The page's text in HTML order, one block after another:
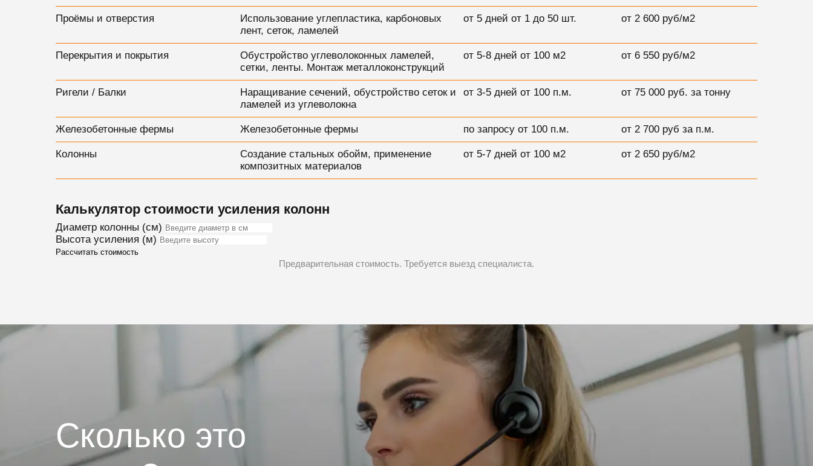
Проёмы и отверстия
Использование углепластика, карбоновых
лент, сеток, ламелей
от 5 дней от 1 до 50 шт. от 2 600 руб/м2
Перекрытия и покрытия
Обустройство углеволоконных ламелей,
сетки, ленты. Монтаж металлоконструкций
от 5-8 дней от 100 м2 от 6 550 руб/м2
Ригели / Балки
Наращивание сечений, обустройство сеток и
ламелей из углеволокна
от 3-5 дней от 100 п.м. от 75 000 руб. за тонну
Железобетонные фермы Железобетонные фермы по запросу от 100 п.м. от 2 700 руб за п.м.
Колонны
Создание стальных обойм, применение
композитных материалов
от 5-7 дней от 100 м2 от 2 650 руб/м2
Калькулятор стоимости усиления колонн
Диаметр колонны (см)
Высота усиления (м)
Рассчитать стоимость
Предварительная стоимость. Требуется выезд специалиста.
Сколько это